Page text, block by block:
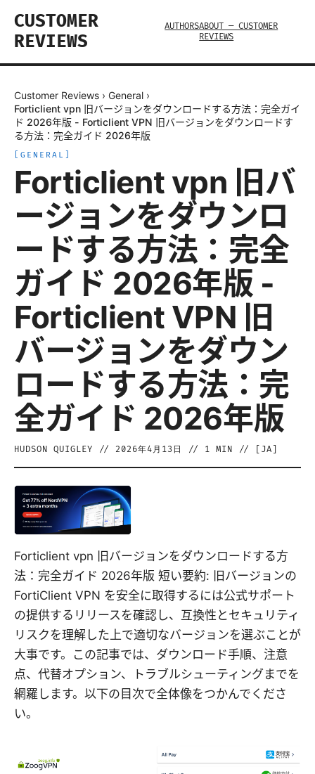
CUSTOMER
REVIEWS
AUTHORSABOUT — CUSTOMER
REVIEWS
Customer Reviews › General ›
Forticlient vpn 旧バージョンをダウンロードする方法：完全ガイ
ド 2026年版 - Forticlient VPN 旧バージョンをダウンロードす
る方法：完全ガイド 2026年版
GENERAL
Forticlient vpn 旧バ
ージョンをダウンロ
ードする方法：完全
ガイド 2026年版 -
Forticlient VPN 旧
バージョンをダウン
ロードする方法：完
全ガイド 2026年版
HUDSON QUIGLEY // 2026年4月13日 // 1 MIN // [ JA
Forticlient vpn 旧バージョンをダウンロードする方
法：完全ガイド 2026年版 短い要約: 旧バージョンの
FortiClient VPN を安全に取得するには公式サポート
の提供するリリースを確認し、互換性とセキュリティ
リスクを理解した上で適切なバージョンを選ぶことが
大事です。この記事では、ダウンロード手順、注意
点、代替オプション、トラブルシューティングまでを
網羅します。以下の目次で全体像をつかんでくださ
い。